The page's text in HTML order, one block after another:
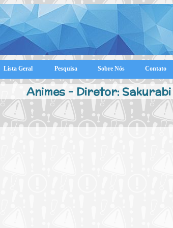
Lista Geral Pesquisa Sobre Nós Contato
Animes - Diretor: